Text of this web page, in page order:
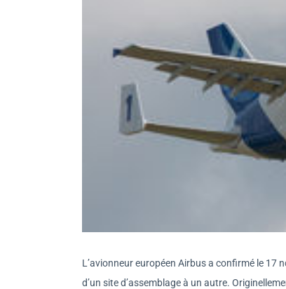
L’avionneur européen Airbus a confirmé le
d’un site d’assemblage à un autre.